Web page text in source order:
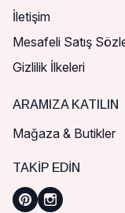
İletişim
Mesafeli Satış
Gizlilik İlkeleri
ARAMIZA KATILIN
Mağaza & Butikler
TAKIP EDIN